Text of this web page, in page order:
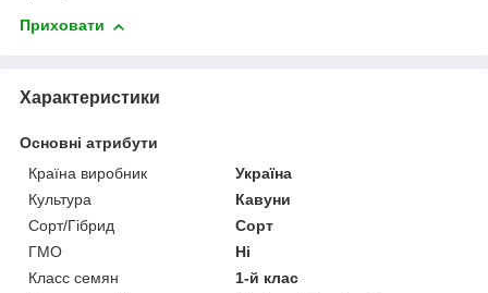
Приховати
Характеристики
Основні атрибути
Країна виробник
Україна
Культура
Кавуни
Сорт/Гібрид
Сорт
ГМО
Ні
Класс семян
1-й клас